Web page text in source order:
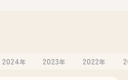
2024年 2023年 2022年